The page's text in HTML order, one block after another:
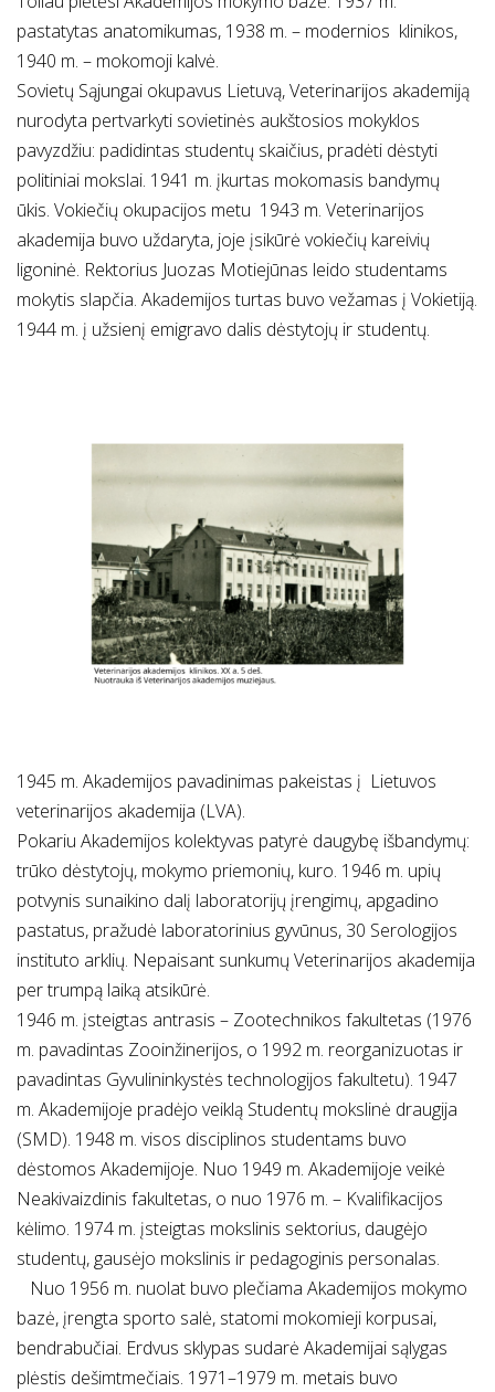
pastatytas anatomikumas, 1938 m. – modernios klinikos,
1940 m. – mokomoji kalvė.
Sovietų Sąjungai okupavus Lietuvą, Veterinarijos akademiją
nurodyta pertvarkyti sovietinės aukštosios mokyklos
pavyzdžiu: padidintas studentų skaičius, pradėti dėstyti
politiniai mokslai. 1941 m. įkurtas mokomasis bandymų
ūkis. Vokiečių okupacijos metu 1943 m. Veterinarijos
akademija buvo uždaryta, joje įsikūrė vokiečių kareivių
ligoninė. Rektorius Juozas Motiejūnas leido studentams
mokytis slapčia. Akademijos turtas buvo vežamas į Vokietiją.
1944 m. į užsienį emigravo dalis dėstytojų ir studentų.
1945 m. Akademijos pavadinimas pakeistas į Lietuvos
veterinarijos akademija (LVA).
Pokariu Akademijos kolektyvas patyrė daugybę išbandymų:
trūko dėstytojų, mokymo priemonių, kuro. 1946 m. upių
potvynis sunaikino dalį laboratorijų įrengimų, apgadino
pastatus, pražudė laboratorinius gyvūnus, 30 Serologijos
instituto arklių. Nepaisant sunkumų Veterinarijos akademija
per trumpą laiką atsikūrė.
1946 m. įsteigtas antrasis – Zootechnikos fakultetas (1976
m. pavadintas Zooinžinerijos, o 1992 m. reorganizuotas ir
pavadintas Gyvulininkystės technologijos fakultetu). 1947
m. Akademijoje pradėjo veiklą Studentų mokslinė draugija
(SMD). 1948 m. visos disciplinos studentams buvo
dėstomos Akademijoje. Nuo 1949 m. Akademijoje veikė
Neakivaizdinis fakultetas, o nuo 1976 m. – Kvalifikacijos
kėlimo. 1974 m. įsteigtas mokslinis sektorius, daugėjo
studentų, gausėjo mokslinis ir pedagoginis personalas.
Nuo 1956 m. nuolat buvo plečiama Akademijos mokymo
bazė, įrengta sporto salė, statomi mokomieji korpusai,
bendrabučiai. Erdvus sklypas sudarė Akademijai sąlygas
plėstis dešimtmečiais. 1971–1979 m. metais buvo